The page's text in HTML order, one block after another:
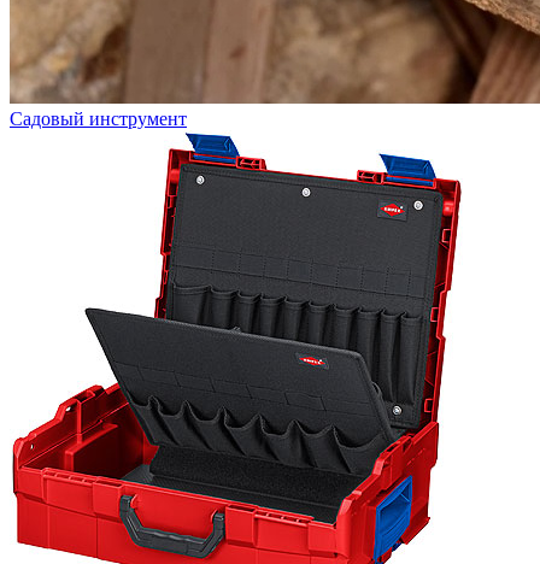
Садовый инструмент